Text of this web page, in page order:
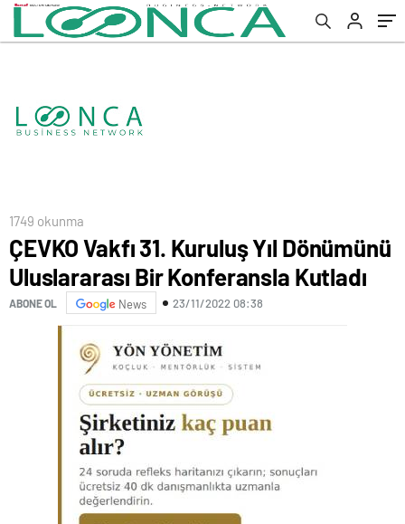
1749 okunma
ÇEVKO Vakfı 31. Kuruluş Yıl Dönümünü
Uluslararası Bir Konferansla Kutladı
ABONE OL News 23/11/2022 08:38